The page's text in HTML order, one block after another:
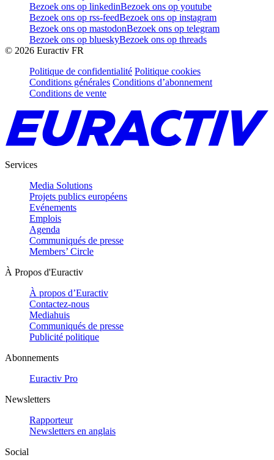
Bezoek ons op linkedinBezoek ons op youtube
Bezoek ons op rss-feedBezoek ons op instagram
Bezoek ons op mastodonBezoek ons op telegram
Bezoek ons op blueskyBezoek ons op threads
© 2026 Euractiv FR
Politique de confidentialité Politique cookies
Conditions générales Conditions d’abonnement
Conditions de vente
Services
Media Solutions
Projets publics européens
Evénements
Emplois
Agenda
Communiqués de presse
Members’ Circle
À Propos d'Euractiv
À propos d’Euractiv
Contactez-nous
Mediahuis
Communiqués de presse
Publicité politique
Abonnements
Euractiv Pro
Newsletters
Rapporteur
Newsletters en anglais
Social